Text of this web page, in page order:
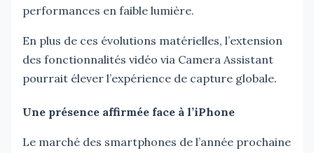
performances en faible lumière.
En plus de ces évolutions matérielles, l’extension
des fonctionnalités vidéo via Camera Assistant
pourrait élever l’expérience de capture globale.
Une présence affirmée face à l’iPhone
Le marché des smartphones de l’année prochaine